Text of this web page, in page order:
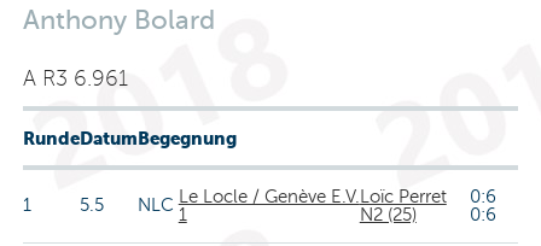
Anthony Bolard
A R3 6.961
RundeDatumBegegnung
1 5.5 NLC Le Locle / Genève E.V.
1
Loïc Perret
N2 (25)
0:6
0:6